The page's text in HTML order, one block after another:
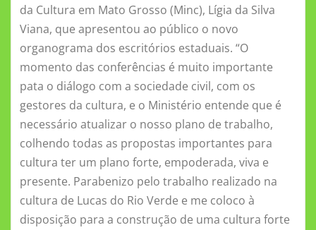
da Cultura em Mato Grosso (Minc), Lígia da Silva
Viana, que apresentou ao público o novo
organograma dos escritórios estaduais. “O
momento das conferências é muito importante
pata o diálogo com a sociedade civil, com os
gestores da cultura, e o Ministério entende que é
necessário atualizar o nosso plano de trabalho,
colhendo todas as propostas importantes para
cultura ter um plano forte, empoderada, viva e
presente. Parabenizo pelo trabalho realizado na
cultura de Lucas do Rio Verde e me coloco à
disposição para a construção de uma cultura forte